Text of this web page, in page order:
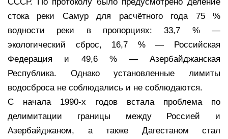
стока реки Самур для расчётного года 75 %
водности реки в пропорциях: 33,7 % —
экологический сброс, 16,7 % — Российская
Федерация и 49,6 % — Азербайджанская
Республика. Однако установленные лимиты
водосброса не соблюдались и не соблюдаются.
С начала 1990-х годов встала проблема по
делимитации границы между Россией и
Азербайджаном, а также Дагестаном стал